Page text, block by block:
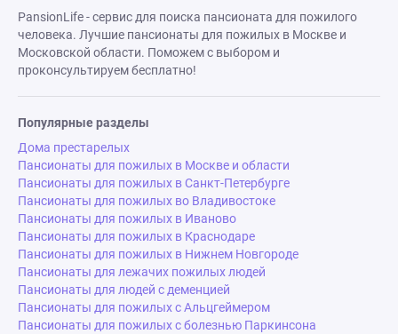
PansionLife - сервис для поиска пансионата для пожилого
человека. Лучшие пансионаты для пожилых в Москве и
Московской области. Поможем с выбором и
проконсультируем бесплатно!
Популярные разделы
Дома престарелых
Пансионаты для пожилых в Москве и области
Пансионаты для пожилых в Санкт-Петербурге
Пансионаты для пожилых во Владивостоке
Пансионаты для пожилых в Иваново
Пансионаты для пожилых в Краснодаре
Пансионаты для пожилых в Нижнем Новгороде
Пансионаты для лежачих пожилых людей
Пансионаты для людей с деменцией
Пансионаты для пожилых с Альцгеймером
Пансионаты для пожилых с болезнью Паркинсона